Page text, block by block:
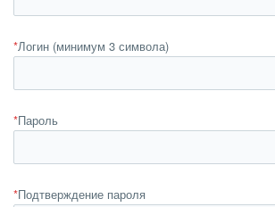
*Логин (минимум 3 символа)
*Пароль
*Подтверждение пароля